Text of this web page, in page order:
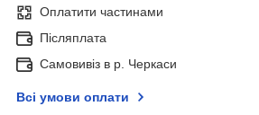
Оплатити частинами
Післяплата
Самовивіз в р. Черкаси
Всі умови оплати